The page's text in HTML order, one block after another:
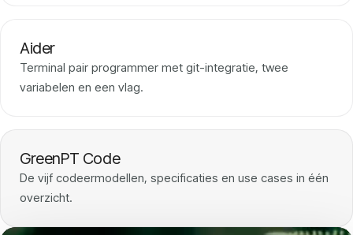
Aider
Terminal pair programmer met git-integratie, twee
variabelen en een vlag.
GreenPT Code
De vijf codeermodellen, specificaties en use cases in één
overzicht.